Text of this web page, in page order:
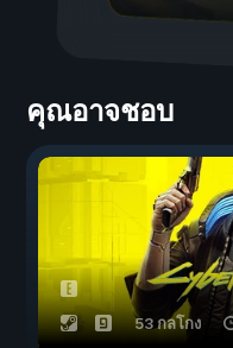
คุณอาจชอบ
53 กลโกง